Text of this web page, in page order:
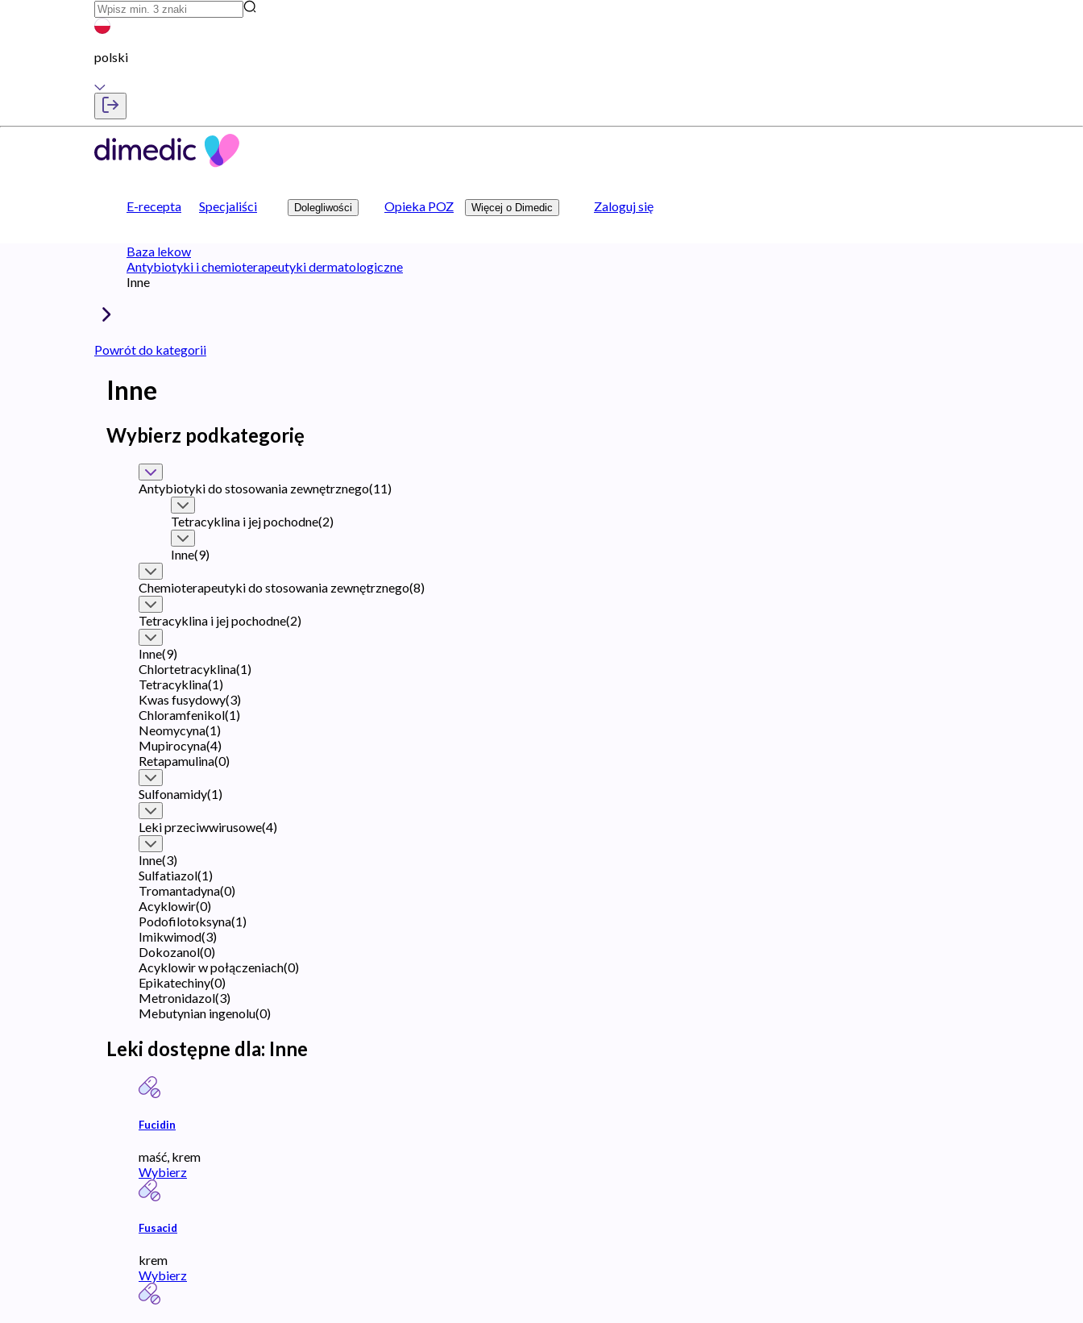
polski
E-recepta Specjaliści Dolegliwości Opieka POZ Więcej o Dimedic Zaloguj się
Baza lekow
Antybiotyki i chemioterapeutyki dermatologiczne
Inne
Powrót do kategorii
Inne
Wybierz podkategorię
Antybiotyki do stosowania zewnętrznego(11)
Tetracyklina i jej pochodne(2)
Inne(9)
Chemioterapeutyki do stosowania zewnętrznego(8)
Tetracyklina i jej pochodne(2)
Inne(9)
Chlortetracyklina(1)
Tetracyklina(1)
Kwas fusydowy(3)
Chloramfenikol(1)
Neomycyna(1)
Mupirocyna(4)
Retapamulina(0)
Sulfonamidy(1)
Leki przeciwwirusowe(4)
Inne(3)
Sulfatiazol(1)
Tromantadyna(0)
Acyklowir(0)
Podofilotoksyna(1)
Imikwimod(3)
Dokozanol(0)
Acyklowir w połączeniach(0)
Epikatechiny(0)
Metronidazol(3)
Mebutynian ingenolu(0)
Leki dostępne dla: Inne
Fucidin
maść, krem
Wybierz
Fusacid
krem
Wybierz